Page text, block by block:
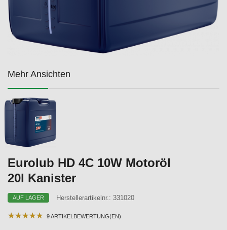
Mehr Ansichten
Eurolub HD 4C 10W Motoröl
20l Kanister
AUF LAGER Herstellerartikelnr.: 331020
★★★★★
★★★★★ 9 ARTIKELBEWERTUNG(EN)